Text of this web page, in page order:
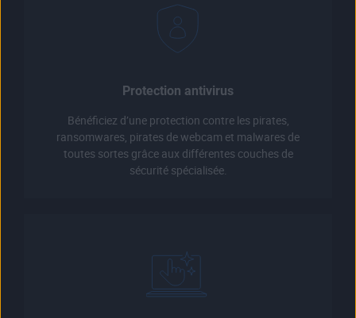
Protection antivirus
Bénéficiez d’une protection contre les pirates,
ransomwares, pirates de webcam et malwares de
toutes sortes grâce aux différentes couches de
sécurité spécialisée.